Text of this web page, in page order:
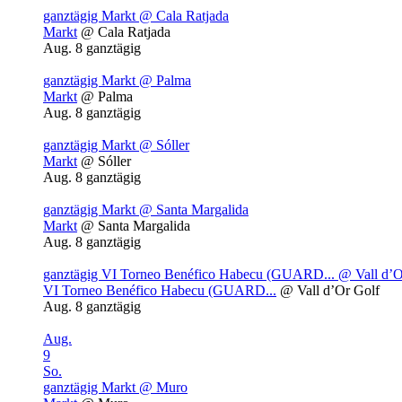
ganztägig Markt @ Cala Ratjada
Markt @ Cala Ratjada
Aug. 8 ganztägig
ganztägig Markt @ Palma
Markt @ Palma
Aug. 8 ganztägig
ganztägig Markt @ Sóller
Markt @ Sóller
Aug. 8 ganztägig
ganztägig Markt @ Santa Margalida
Markt @ Santa Margalida
Aug. 8 ganztägig
ganztägig VI Torneo Benéfico Habecu (GUARD... @ Vall
VI Torneo Benéfico Habecu (GUARD... @ Vall d’Or Golf
Aug. 8 ganztägig
Aug.
9
So.
ganztägig Markt @ Muro